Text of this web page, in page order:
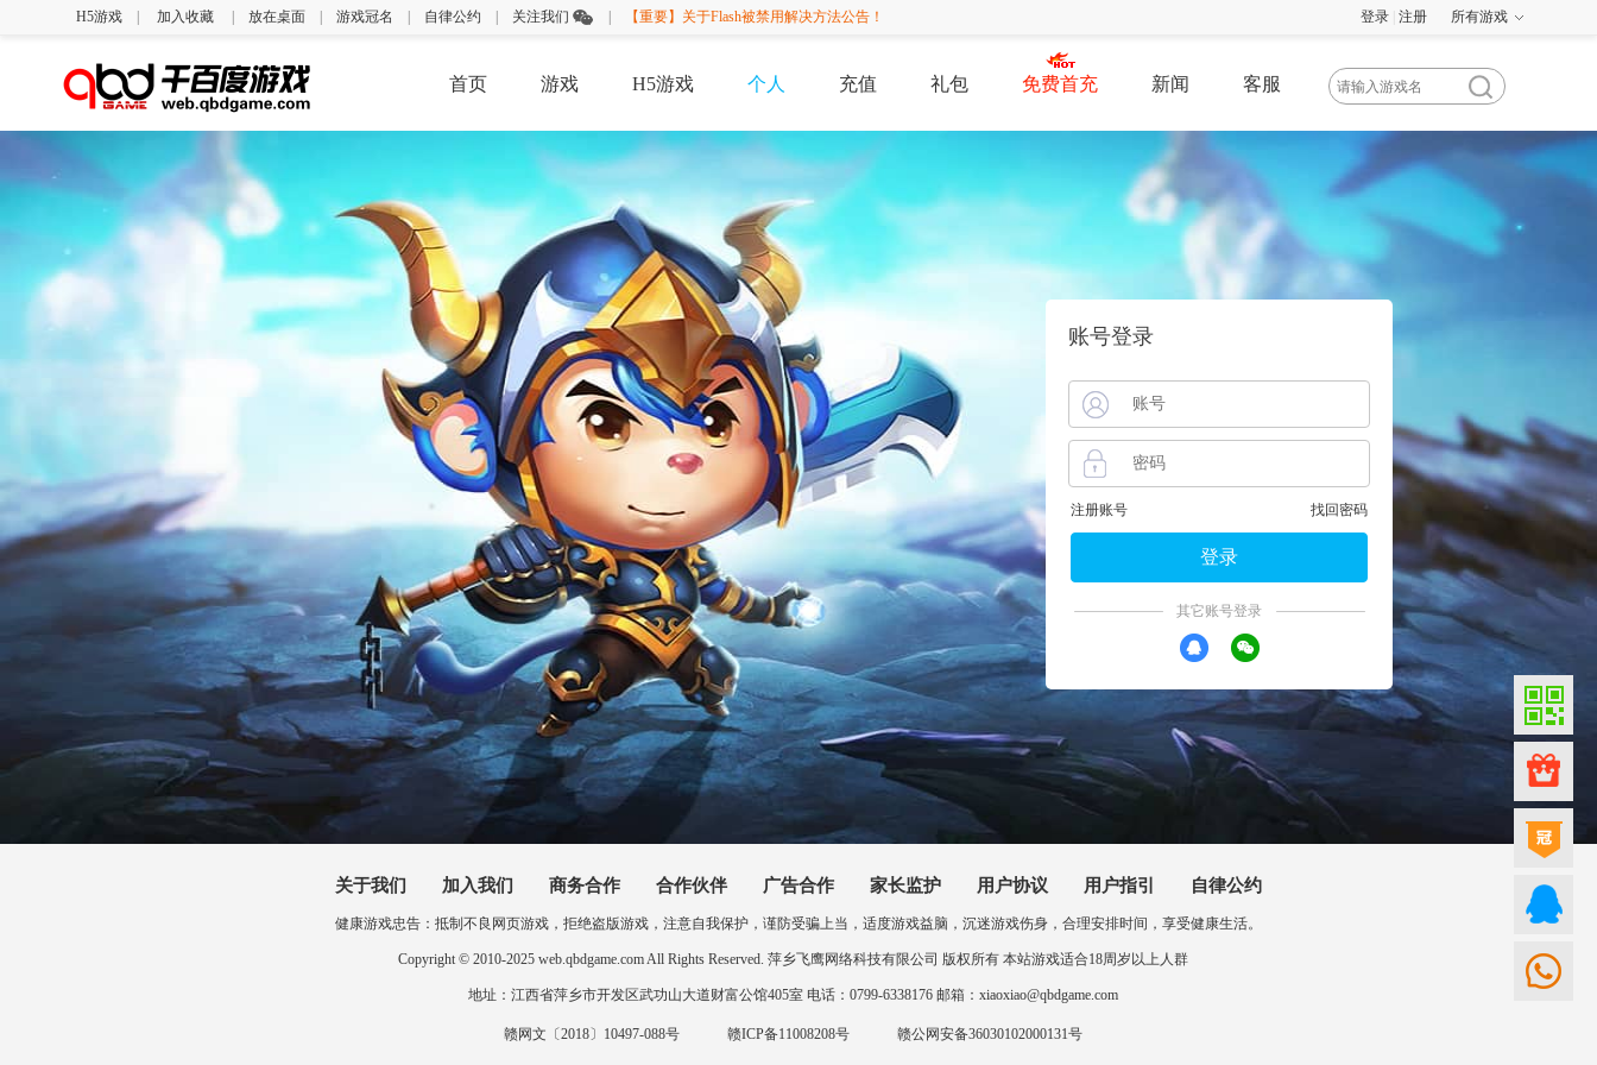
H5游戏 加入收藏 放在桌面 游戏冠名 自律公约 关注我们 【重要】关于Flash被禁用解决方法公告！ 登录 注册 所有游戏
首页 游戏 H5游戏 个人 充值 礼包 免费首充 新闻 客服
账号登录
注册账号 找回密码
登录
其它账号登录
关于我们 加入我们 商务合作 合作伙伴 广告合作 家长监护 用户协议 用户指引 自律公约
健康游戏忠告：抵制不良网页游戏，拒绝盗版游戏，注意自我保护，谨防受骗上当，适度游戏益脑，沉迷游戏伤身，合理安排时间，享受健康生活。
Copyright © 2010-2025 web.qbdgame.com All Rights Reserved. 萍乡飞鹰网络科技有限公司 版权所有 本站游戏适合18周岁以上人群
地址：江西省萍乡市开发区武功山大道财富公馆405室 电话：0799-6338176 邮箱：xiaoxiao@qbdgame.com
赣网文〔2018〕10497-088号 赣ICP备11008208号 赣公网安备36030102000131号